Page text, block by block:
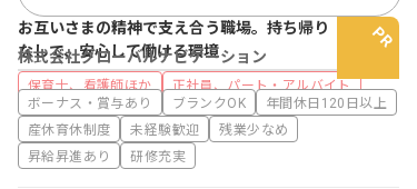
株式会社グローバルナビゲーション
保育士、看護師ほか 正社員、パート・アルバイト
お互いさまの精神で支え合う職場。持ち帰り
なしで、安心して働ける環境
ボーナス・賞与あり ブランクOK
年間休日120日以上
産休育休制度
未経験歓迎
残業少なめ
昇給昇進あり
研修充実